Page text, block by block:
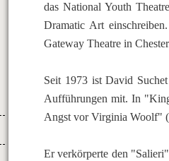
das National Youth
Dramatic Art
Gateway Theatre in
Seit 1973 ist David
Aufführungen mit. In
Angst vor Virginia Woolf"
Er verkörperte den